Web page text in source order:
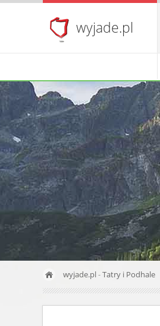
wyjade.pl
wyjade.pl-Tatry i Podhale